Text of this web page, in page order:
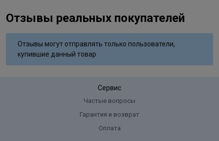
Отзывы реальных покупателей
Отзывы могут отправлять только пользователи,
купившие данный товар
Сервис
Частые вопросы
Гарантия и возврат
Оплата